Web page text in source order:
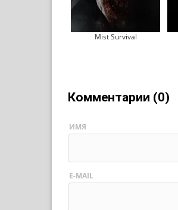
Mist Survival
Комментарии (0)
ИМЯ
E-MAIL